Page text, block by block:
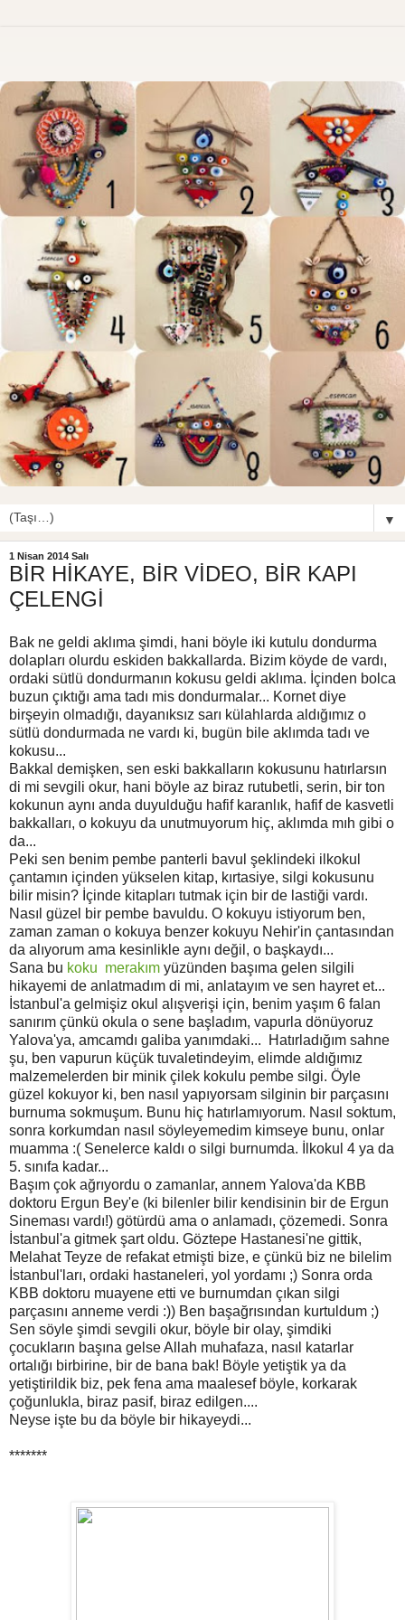
▼
1 Nisan 2014 Salı
BİR HİKAYE, BİR VİDEO, BİR KAPI
ÇELENGİ
Bak ne geldi aklıma şimdi, hani böyle iki kutulu dondurma
dolapları olurdu eskiden bakkallarda. Bizim köyde de vardı,
ordaki sütlü dondurmanın kokusu geldi aklıma. İçinden bolca
buzun çıktığı ama tadı mis dondurmalar... Kornet diye
birşeyin olmadığı, dayanıksız sarı külahlarda aldığımız o
sütlü dondurmada ne vardı ki, bugün bile aklımda tadı ve
kokusu...
Bakkal demişken, sen eski bakkalların kokusunu hatırlarsın
di mi sevgili okur, hani böyle az biraz rutubetli, serin, bir ton
kokunun aynı anda duyulduğu hafif karanlık, hafif de kasvetli
bakkalları, o kokuyu da unutmuyorum hiç, aklımda mıh gibi o
da...
Peki sen benim pembe panterli bavul şeklindeki ilkokul
çantamın içinden yükselen kitap, kırtasiye, silgi kokusunu
bilir misin? İçinde kitapları tutmak için bir de lastiği vardı.
Nasıl güzel bir pembe bavuldu. O kokuyu istiyorum ben,
zaman zaman o kokuya benzer kokuyu Nehir'in çantasından
da alıyorum ama kesinlikle aynı değil, o başkaydı...
Sana bu koku merakım yüzünden başıma gelen silgili
hikayemi de anlatmadım di mi, anlatayım ve sen hayret et...
İstanbul'a gelmişiz okul alışverişi için, benim yaşım 6 falan
sanırım çünkü okula o sene başladım, vapurla dönüyoruz
Yalova'ya, amcamdı galiba yanımdaki... Hatırladığım sahne
şu, ben vapurun küçük tuvaletindeyim, elimde aldığımız
malzemelerden bir minik çilek kokulu pembe silgi. Öyle
güzel kokuyor ki, ben nasıl yapıyorsam silginin bir parçasını
burnuma sokmuşum. Bunu hiç hatırlamıyorum. Nasıl soktum,
sonra korkumdan nasıl söyleyemedim kimseye bunu, onlar
muamma :( Senelerce kaldı o silgi burnumda. İlkokul 4 ya da
5. sınıfa kadar...
Başım çok ağrıyordu o zamanlar, annem Yalova'da KBB
doktoru Ergun Bey'e (ki bilenler bilir kendisinin bir de Ergun
Sineması vardı!) götürdü ama o anlamadı, çözemedi. Sonra
İstanbul'a gitmek şart oldu. Göztepe Hastanesi'ne gittik,
Melahat Teyze de refakat etmişti bize, e çünkü biz ne bilelim
İstanbul'ları, ordaki hastaneleri, yol yordamı ;) Sonra orda
KBB doktoru muayene etti ve burnumdan çıkan silgi
parçasını anneme verdi :)) Ben başağrısından kurtuldum ;)
Sen söyle şimdi sevgili okur, böyle bir olay, şimdiki
çocukların başına gelse Allah muhafaza, nasıl katarlar
ortalığı birbirine, bir de bana bak! Böyle yetiştik ya da
yetiştirildik biz, pek fena ama maalesef böyle, korkarak
çoğunlukla, biraz pasif, biraz edilgen....
Neyse işte bu da böyle bir hikayeydi...
*******